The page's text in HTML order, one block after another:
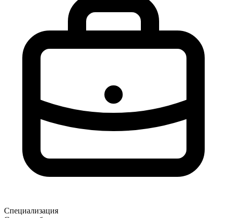
Специализация